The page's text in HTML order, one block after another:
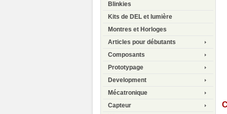
Blinkies
Kits de DEL et lumière
Montres et Horloges
Articles pour débutants
Composants
Prototypage
Development
Mécatronique
Capteur